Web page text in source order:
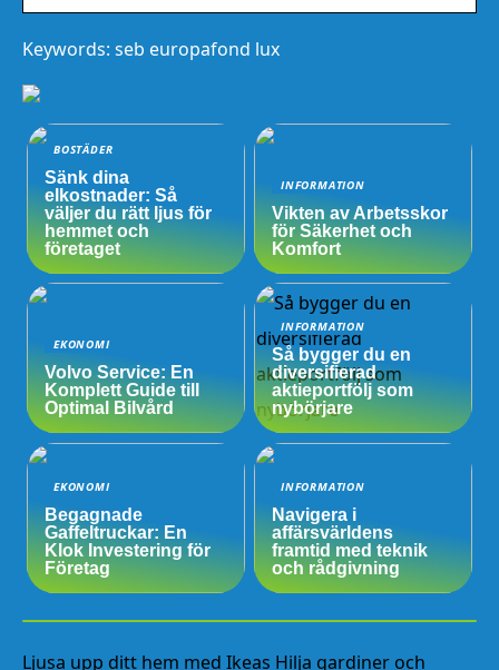
Keywords: seb europafond lux
BOSTÄDER
Sänk dina
elkostnader: Så
väljer du rätt ljus för
hemmet och
företaget
INFORMATION
Vikten av Arbetsskor
för Säkerhet och
Komfort
EKONOMI
Volvo Service: En
Komplett Guide till
Optimal Bilvård
INFORMATION
Så bygger du en
diversifierad
aktieportfölj som
nybörjare
EKONOMI
Begagnade
Gaffeltruckar: En
Klok Investering för
Företag
INFORMATION
Navigera i
affärsvärldens
framtid med teknik
och rådgivning
Ljusa upp ditt hem med Ikeas Hilja gardiner och